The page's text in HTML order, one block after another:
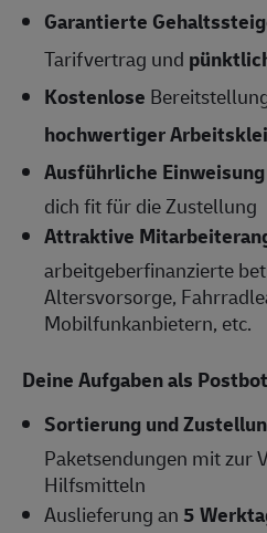
Garantierte
Tarifvertrag und
Kostenlose
hochwertiger
Ausführliche
dich fit für die Zustellung
Attraktive
arbeitgeberfinanzierte
Altersvorsorge,
Mobilfunkanbietern, etc.
Deine Aufgaben als
Sortierung und
Paketsendungen mit zur
Hilfsmitteln
Auslieferung an5